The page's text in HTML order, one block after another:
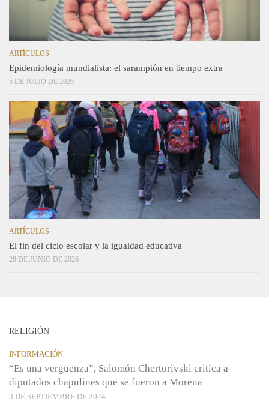
ARTÍCULOS
Epidemiología mundialista: el sarampión en tiempo extra
5 DE JULIO DE 2026
ARTÍCULOS
El fin del ciclo escolar y la igualdad educativa
28 DE JUNIO DE 2026
RELIGIÓN
INFORMACIÓN
“Es una vergüenza”, Salomón Chertorivski critica a
diputados chapulines que se fueron a Morena
3 DE SEPTIEMBRE DE 2024